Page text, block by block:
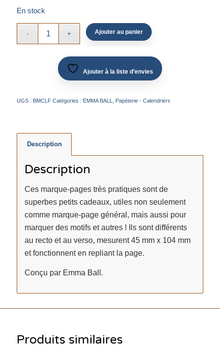
En stock
Ajouter au panier
Ajouter à la liste d’envies
UGS : BMCLF Catégories : EMMA BALL, Papèterie - Calendriers
Description
Description
Ces marque-pages très pratiques sont de
superbes petits cadeaux, utiles non seulement
comme marque-page général, mais aussi pour
marquer des motifs et autres ! Ils sont différents
au recto et au verso, mesurent 45 mm x 104 mm
et fonctionnent en repliant la page.
Conçu par Emma Ball.
Produits similaires